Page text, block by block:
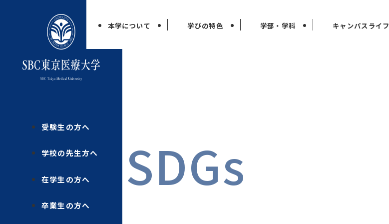
受験生の方へ
学校の先生方へ
在学生の方へ
卒業生の方へ
本学について 学びの特色 学部・学科 キャンパスライフ
SDGs